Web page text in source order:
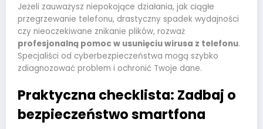
Jeżeli zauważysz niepokojące działania, jak ciągłe
przegrzewanie telefonu, drastyczny spadek wydajności
czy nieoczekiwane znikanie plików, rozważ
profesjonalną pomoc w usunięciu wirusa z telefonu.
Specjaliści od cyberbezpieczeństwa mogą szybko
zdiagnozować problem i ochronić Twoje dane.
Praktyczna checklista: Zadbaj o
bezpieczeństwo smartfona